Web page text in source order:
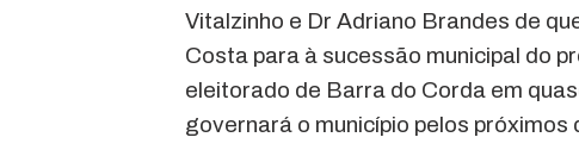
Vitalzinho e Dr Adriano Brandes de
Costa para à sucessão municipal do
eleitorado de Barra do Corda em
governará o município pelos